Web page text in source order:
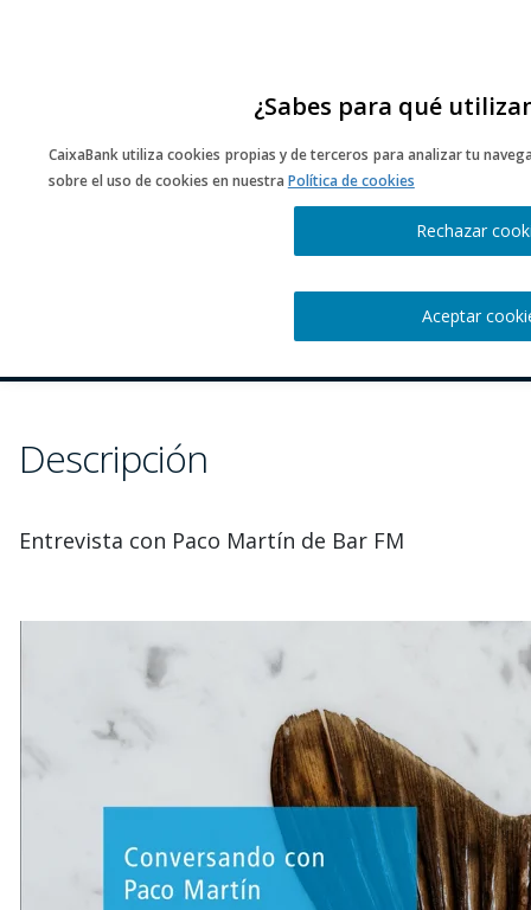
¿Sabes para qué
CaixaBank utiliza cookies propias y de terceros para analizar tu
sobre el uso de cookies en nuestra Política de cookies
Rechazar
Aceptar
Conversando Con… Bar FM
Descripción
Entrevista con Paco Martín de Bar FM